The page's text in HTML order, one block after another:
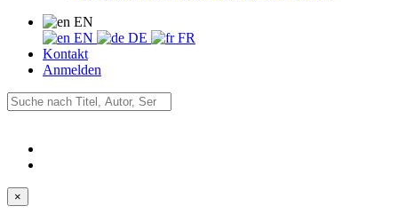
EN
EN
DE
FR
Kontakt
Anmelden
×